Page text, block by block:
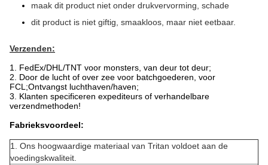
maak dit product niet onder drukvervorming, schade
dit product is niet giftig, smaakloos, maar niet eetbaar.
Verzenden:
1. FedEx/DHL/TNT voor monsters, van deur tot deur;
2. Door de lucht of over zee voor batchgoederen, voor
FCL;Ontvangst luchthaven/haven;
3. Klanten specificeren expediteurs of verhandelbare
verzendmethoden!
Fabrieksvoordeel:
1. Ons hoogwaardige materiaal van Tritan voldoet aan de
voedingskwaliteit.